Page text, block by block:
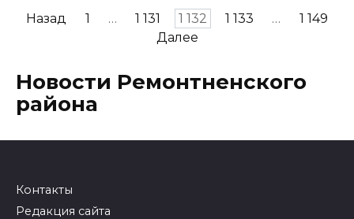
Навигация
Назад 1 … 1 131 1 132 1 133 …
1 149
Далее
Новости Ремонтненского
района
Контакты
Редакция сайта